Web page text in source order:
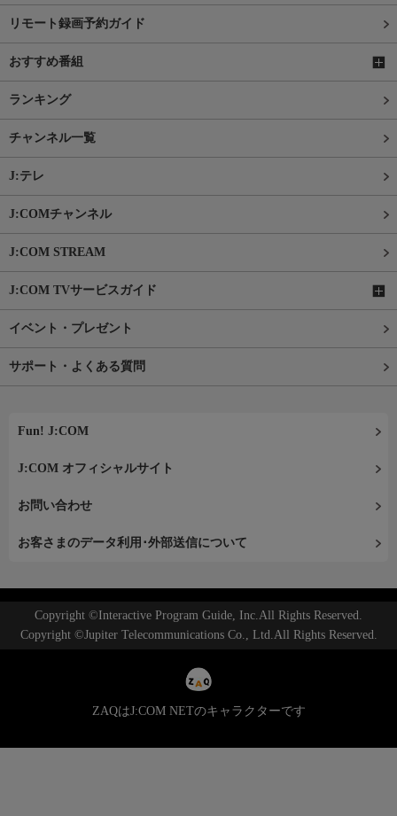
リモート録画予約ガイド
おすすめ番組
ランキング
チャンネル一覧
J:テレ
J:COMチャンネル
J:COM STREAM
J:COM TVサービスガイド
イベント・プレゼント
サポート・よくある質問
Fun! J:COM
J:COM オフィシャルサイト
お問い合わせ
お客さまのデータ利用･外部送信について
Copyright ©Interactive Program Guide, Inc.All Rights Reserved.
Copyright ©Jupiter Telecommunications Co., Ltd.All Rights Reserved.
ZAQはJ:COM NETのキャラクターです